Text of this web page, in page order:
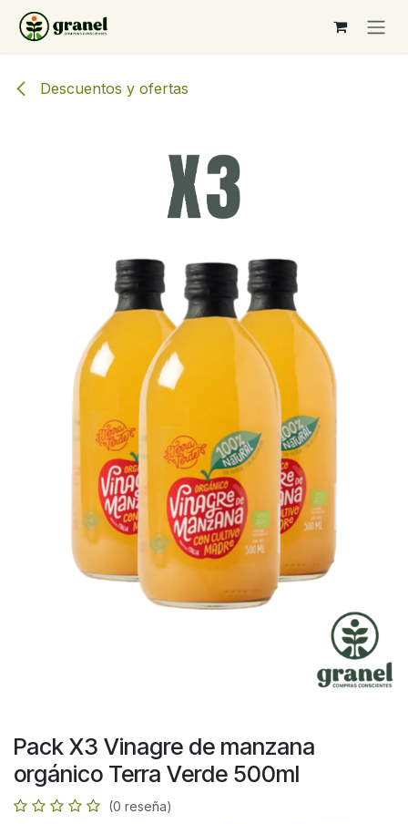
Ir al contenido
Descuentos y ofertas
Pack X3 Vinagre de manzana
orgánico Terra Verde 500ml
(0 reseña)